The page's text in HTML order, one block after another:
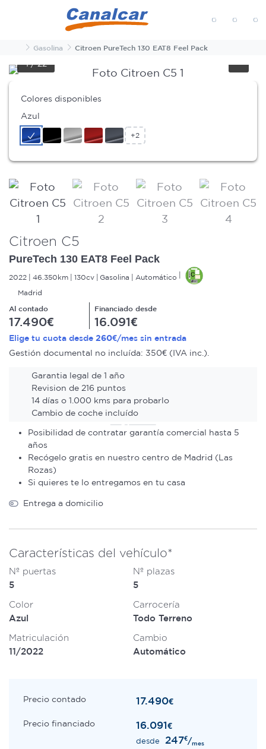
InicioGasolina Citroen PureTech 130 EAT8 Feel Pack
1/22
Colores disponibles
Azul
+2
Citroen C5
PureTech 130 EAT8 Feel Pack
2022 46.350km 130cv Gasolina
Automático
Madrid
Al contado
17.490€
Financiado desde
16.091€
Elige tu cuota desde 260€/mes sin entrada
Gestión documental no incluída: 350€ (IVA inc.).
Garantia legal de 1 año
Revision de 216 puntos
14 días o 1.000 kms para probarlo
Cambio de coche incluído
Posibilidad de contratar garantía comercial hasta 5
años
Recógelo gratis en nuestro centro de Madrid (Las
Rozas)
Si quieres te lo entregamos en tu casa
Entrega a domicilio
Características del vehículo*
Nº puertas
5
Nº plazas
5
Color
Azul
Carrocería
Todo Terreno
Matriculación
11/2022
Cambio
Automático
Precio contado 17.490€
Precio financiado 16.091€
desde 247€/mes